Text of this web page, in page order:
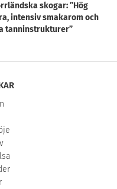
skogar: ”Hög
intensiv smakarom och
tanninstrukturer”